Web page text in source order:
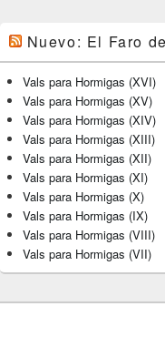
Nuevo: El Faro
Vals para Hormigas (XVI)
Vals para Hormigas (XV)
Vals para Hormigas (XIV)
Vals para Hormigas (XIII)
Vals para Hormigas (XII)
Vals para Hormigas (XI)
Vals para Hormigas (X)
Vals para Hormigas (IX)
Vals para Hormigas (VIII)
Vals para Hormigas (VII)